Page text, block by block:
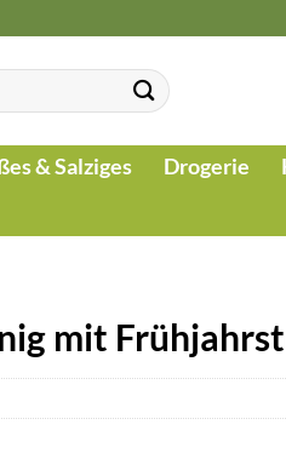
& Salziges Drogerie
mit